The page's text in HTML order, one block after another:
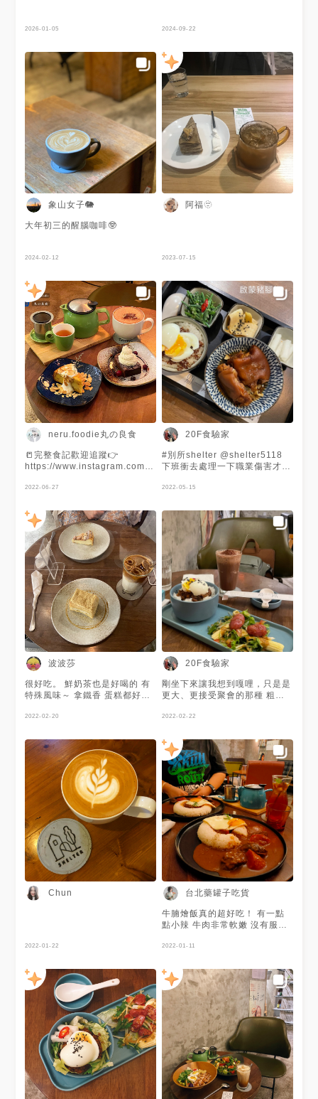
2026-01-05 2024-09-22
象山女子🐘
大年初三的醒腦咖啡🤓
2024-02-12
阿福🫥
2023-07-15
neru.foodie丸の良食
📒完整食記歡迎追蹤👉
https://www.instagram.com/neru.foodie
https://goo.gl/maps/jdtSUNJEUgLjtyUA9
整部落格 🍰建議使用Chrome瀏
覽器或是電腦觀看 - 🏷 #台北美
食 #新北美食 #nerufoodie
2022-06-27
20F食驗家
#別所shelter @shelter5118
下班衝去處理一下職業傷害才得
跟蛋跟上次吃肉燥飯盤的是同一
小菜都蠻好吃的，醃蘿蔔跟上次
一樣，龍鬚菜蒜味重帶點辣椒
香，杏鮑菇加芝麻加了口感也加
了香氣，而且片狀的口感好喜歡
喔how come我以前沒有發現！
我那麼愛吃杏鮑菇的人！ 豬腳
本人我願意相信它是好吃的，不
論是本體的膠質口感還是他的滷
汁，但是我也相信是我對豬腳沒
有極度的愛好而影響了我心裡對
它的分數 抱歉豬腳，你的骨頭
真的太多了，我很努力在喜歡你
了...... 🍵別所擂茶 自從高中社
團出去玩有一起磨過擂茶後好像
就再也沒有喝過了，很開心可以
在台北找到🤩而且是沒有過濾過
的！ 顆粒感十足又超濃郁，旁
喝更有口感 🍰桂花釀溫蛋糕 這
純期待特別標榜溫熱的蛋糕覺得
很酷，沒想到溫度跟桂花釀的香
氣息息相關！剛放進嘴裡只覺得
算軟溫和，下肚前開始會竄出桂
花釀淡淡的香味，口感可以用美
妙來形容 冷的鮮奶油搭配稍微
烤脆上色的杏仁片一起吃很像在
互相較勁，同時相呼輝映 💁‍♀️吃
得很開心沒錯，但是如果可以不
要配工事應該會更開心🌚 ｜捷
運民權西路站5號正對面巷子 ｜
不限時 ｜平日可訂位，假日僅
現場候位 ｜低消一杯飲品，蛋
糕有不定品項可詢問 ｜桌邊點
餐，後結 #20f食驗室 #20f食驗
室田調
2022-05-15
波波莎
很好吃。 鮮奶茶也是好喝的 有
特殊風味～ 拿鐵香 蛋糕都好吃
2022-02-20
20F食驗家
剛坐下來讓我想到嘎哩，只是是
更大、更接受聚會的那種 粗糙
束，搭配黑鐵架與每個轉角皆可
椅、復古沙發長椅配矮茶几、到
戶外搭配陽光或燭光的大木桌，
每個角落都能有不同的用餐氛圍
再翻開菜單會有點震驚，餐點充
滿了台灣味，同時加進了西式的
創意，很難想像這樣的用餐環境
能吃到這種風味的餐食 🍚別所
秘制肉燥飯盤 沙拉的胡麻醬是
自己做的！芝麻顆粒清清楚楚，
質地沒有市售的這麼稠，吃起來
也更清爽；更神奇的是配料居然
有黑胡椒香腸 肉燥飯的部分亮
點真的就在肉燥，香得很銷魂，
可惜的是蛋的口感我不愛、飯也
偏黏軟 🍰客家擂茶蛋糕 其實送
上來前還以為是戚風蛋糕，結果
是起司蛋糕 深得我心喔齁 擂茶
來，而且好香🤤 但孤陋寡聞如
它又沒有焦黑的外皮，又有點像
是用酥皮代替塔皮ಠ_ಠ 無論如
何，如果再訪我是絕對願意再點
一塊來吃的 🥤別所巧克力 怕甜
所以點餐特別問了一下，說裡面
有加黑巧克力也有店家自製的巧
克力醬，但我好像喝不出個所以
然🙃 But苦甜跟濃厚都有達到我
的標準，所以給過！ 再訪的話
會想吃吃看他們的醉雞飯跟茶品
～ ｜不限時 ｜平日可訂位，假
日僅現場候位 ｜低消一杯飲
2022-02-22
Chun
2022-01-22
台北藥罐子吃貨
牛腩燴飯真的超好吃！ 有一點
點小辣 牛肉非常軟嫩 沒有服務
2022-01-11